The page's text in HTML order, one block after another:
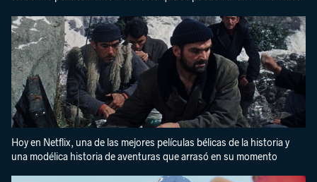
Hoy en Netflix, una de las mejores películas bélicas de la historia y
una modélica historia de aventuras que arrasó en su momento